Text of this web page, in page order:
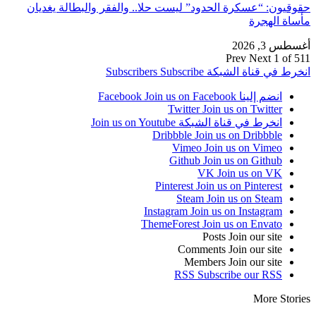
حقوقيون: “عسكرة الحدود” ليست حلا.. والفقر والبطالة يغديان
مأساة الهجرة
أغسطس 3, 2026
Prev Next 1 of 511
انخرط في قناة الشبكة
Subscribers Subscribe
انضم إلينا Facebook Join us on Facebook
Twitter Join us on Twitter
انخرط في قناة الشبكة Join us on Youtube
Dribbble Join us on Dribbble
Vimeo Join us on Vimeo
Github Join us on Github
VK Join us on VK
Pinterest Join us on Pinterest
Steam Join us on Steam
Instagram Join us on Instagram
ThemeForest Join us on Envato
Posts Join our site
Comments Join our site
Members Join our site
RSS Subscribe our RSS
More Stories